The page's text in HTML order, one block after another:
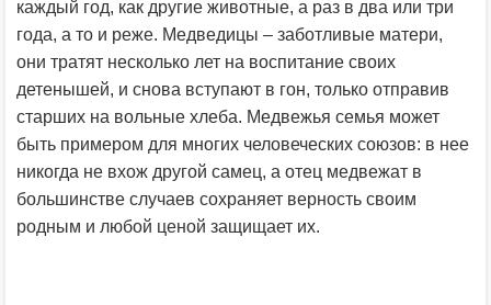
каждый год, как другие животные, а раз в два или три
года, а то и реже. Медведицы – заботливые матери,
они тратят несколько лет на воспитание своих
детенышей, и снова вступают в гон, только отправив
старших на вольные хлеба. Медвежья семья может
быть примером для многих человеческих союзов: в нее
никогда не вхож другой самец, а отец медвежат в
большинстве случаев сохраняет верность своим
родным и любой ценой защищает их.